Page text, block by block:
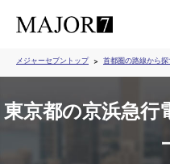
メジャーセブントップ 首都圏の路線から探
東京都の京浜急行